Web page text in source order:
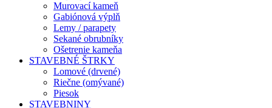
Murovací kameň
Gabiónová výplň
Lemy / parapety
Sekané obrubníky
Ošetrenie kameňa
STAVEBNÉ ŠTRKY
Lomové (drvené)
Riečne (omývané)
Piesok
STAVEBNINY